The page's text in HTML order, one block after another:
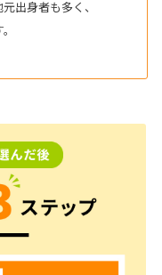
出身者も多く、